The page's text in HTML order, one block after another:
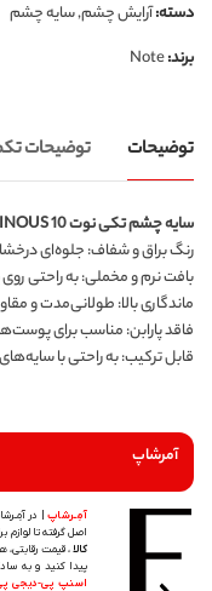
دسته:آرایش چشم,سایه چشم
برند:Note
توضیحات توضیحات
سایه چشم تکی نوت LUMINOUS 10
رنگ براق و شفاف: جلوه‌ای
بافت نرم و مخملی: به راحتی
ماندگاری بالا: طولانی‌مدت و
فاقد پارابن: مناسب برای
قابل ترکیب: به راحتی با
آمرشاپ
آمِـرشاپ| در
اصل گرفته تا لوازم
کالا، قیمت رقابتی،
پیدا کنید و به
اسنپ پی-دیجی پی-